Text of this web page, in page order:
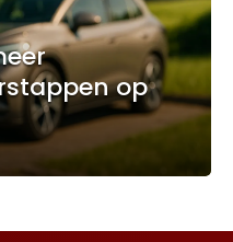
op